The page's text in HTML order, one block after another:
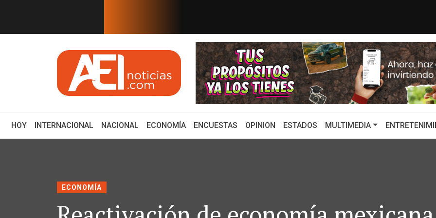
EN TIEMPO REAL
mantendrá su tasa EEUU ofrece $25 millones por estadounidense acusado ... CHQH: EE. UU.
HOY(CURRENT)
INTERNACIONAL NACIONAL ECONOMÍA ENCUESTAS OPINION ESTADOS MULTIMEDIA
ECONOMÍA